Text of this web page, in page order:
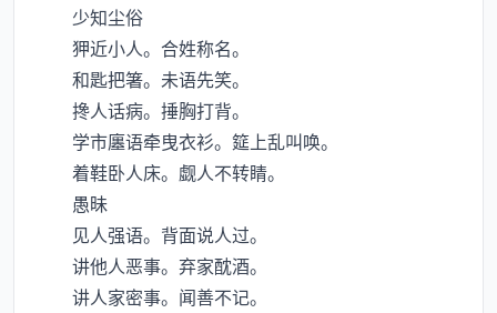
少知尘俗
狎近小人。合姓称名。
和匙把箸。未语先笑。
搀人话病。捶胸打背。
学市廛语牵曳衣衫。筵上乱叫唤。
着鞋卧人床。觑人不转睛。
愚昧
见人强语。背面说人过。
讲他人恶事。弃家酖酒。
讲人家密事。闻善不记。